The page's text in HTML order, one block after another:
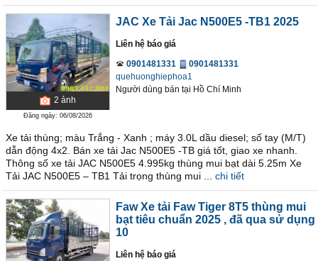
2 ảnh
Đăng ngày: 06/08/2026
JAC Xe Tải Jac N500E5 -TB1 2025
Liên hệ báo giá
0901481331
0901481331
quehuonghiephoa1
Người dùng bán tại Hồ Chí Minh
Xe tải thùng; màu Trắng - Xanh ; máy 3.0L dầu diesel; số tay (M/T)
dẫn động 4x2. Bán xe tải Jac N500E5 -TB giá tốt, giao xe nhanh.
Thông số xe tải JAC N500E5 4.995kg thùng mui bạt dài 5.25m Xe
Tải JAC N500E5 – TB1 Tải trọng thùng mui ...
chi tiết
Faw Xe tải Faw Tiger 8T5 thùng mui
bạt tiêu chuẩn 2025 , đã qua sử dụng
10
Liên hệ báo giá